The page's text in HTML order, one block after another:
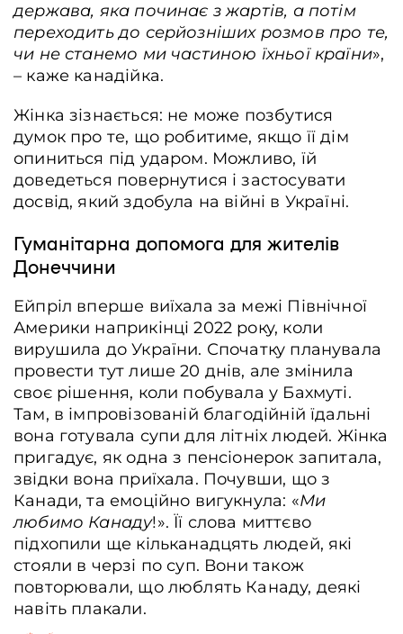
держава, яка починає з жартів, а потім
переходить до серйозніших розмов про те,
чи не станемо ми частиною їхньої країни»,
– каже канадійка.
Жінка зізнається: не може позбутися
думок про те, що робитиме, якщо її дім
опиниться під ударом. Можливо, їй
доведеться повернутися і застосувати
досвід, який здобула на війні в Україні.
Гуманітарна допомога для жителів
Донеччини
Ейпріл вперше виїхала за межі Північної
Америки наприкінці 2022 року, коли
вирушила до України. Спочатку планувала
провести тут лише 20 днів, але змінила
своє рішення, коли побувала у Бахмуті.
Там, в імпровізованій благодійній їдальні
вона готувала супи для літніх людей. Жінка
пригадує, як одна з пенсіонерок запитала,
звідки вона приїхала. Почувши, що з
Канади, та емоційно вигукнула: «Ми
любимо Канаду!». Її слова миттєво
підхопили ще кільканадцять людей, які
стояли в черзі по суп. Вони також
повторювали, що люблять Канаду, деякі
навіть плакали.